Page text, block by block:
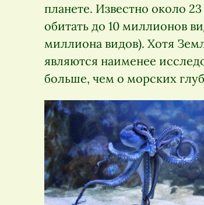
планете. Известно около
обитать до 10 миллионов
миллиона видов). Хотя
являются наименее
больше, чем о морских